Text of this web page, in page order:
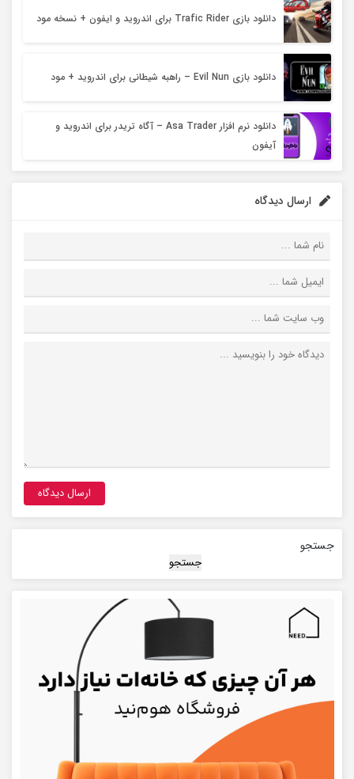
دانلود بازی Trafic Rider برای اندروید و ایفون + نسخه مود
دانلود بازی Evil Nun – راهبه شیطانی برای اندروید + مود
دانلود نرم افزار Asa Trader – آگاه تریدر برای اندروید و
آیفون
ارسال دیدگاه
جستجو
جستجو